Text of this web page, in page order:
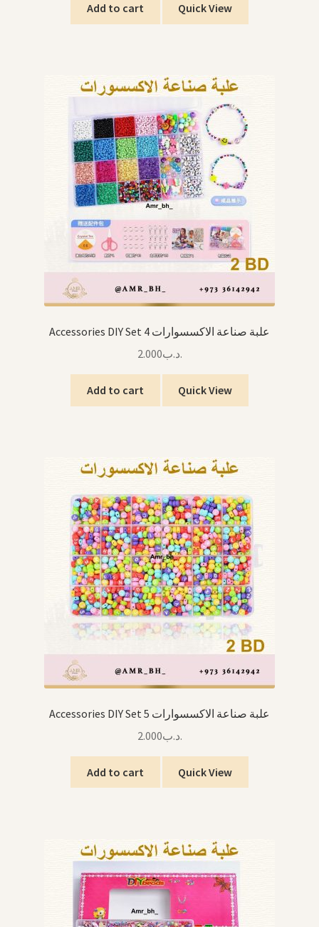
Organizers قسم التنظيم
Hair Accessories اكسسوارات الشعر
SWIMMING POOLS برك السباحة
Add to cart Quick View
Accessories DIY Set 4 علبة صناعة الاكسسوارات
.د.ب2.000
Add to cart Quick View
Accessories DIY Set 5 علبة صناعة الاكسسوارات
.د.ب2.000
Add to cart Quick View